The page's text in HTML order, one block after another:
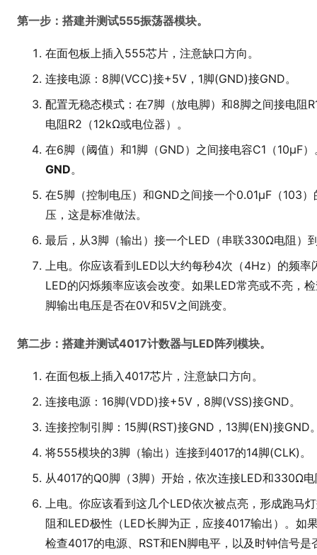
第一步：搭建并测试555振荡器模块。
在面包板上插入555芯片，注意缺口方向。
连接电源：8脚(VCC)接+5V，1脚(GND)接GND。
配置无稳态模式：在7脚（放电脚）和8脚之间接电阻
电阻R2（12kΩ或电位器）。
在6脚（阈值）和1脚（GND）之间接电容C1（10μF
GND。
在5脚（控制电压）和GND之间接一个0.01μF（103
压，这是标准做法。
最后，从3脚（输出）接一个LED（串联330Ω电阻）
上电。你应该看到LED以大约每秒4次（4Hz）的频
LED的闪烁频率应该会改变。如果LED常亮或不亮，
脚输出电压是否在0V和5V之间跳变。
第二步：搭建并测试4017计数器与LED阵列模块。
在面包板上插入4017芯片，注意缺口方向。
连接电源：16脚(VDD)接+5V，8脚(VSS)接GND。
连接控制引脚：15脚(RST)接GND，13脚(EN)接GND
将555模块的3脚（输出）连接到4017的14脚(CLK)。
从4017的Q0脚（3脚）开始，依次连接LED和330Ω
上电。你应该看到这几个LED依次被点亮，形成跑马
阻和LED极性（LED长脚为正，应接4017输出）。如
检查4017的电源、RST和EN脚电平，以及时钟信号